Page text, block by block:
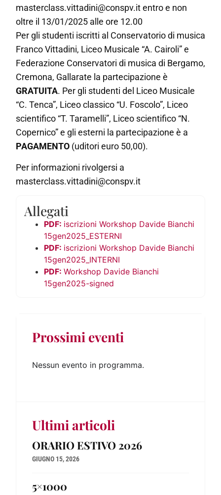
masterclass.vittadini@conspv.it entro e non
oltre il 13/01/2025 alle ore 12.00
Per gli studenti iscritti al Conservatorio di musica
Franco Vittadini, Liceo Musicale “A. Cairoli” e
Federazione Conservatori di musica di Bergamo,
Cremona, Gallarate la partecipazione è
GRATUITA. Per gli studenti del Liceo Musicale
“C. Tenca”, Liceo classico “U. Foscolo”, Liceo
scientifico “T. Taramelli”, Liceo scientifico “N.
Copernico” e gli esterni la partecipazione è a
PAGAMENTO (uditori euro 50,00).
Per informazioni rivolgersi a
masterclass.vittadini@conspv.it
Allegati
iscrizioni Workshop Davide Bianchi
15gen2025_ESTERNI
iscrizioni Workshop Davide Bianchi
15gen2025_INTERNI
Workshop Davide Bianchi
15gen2025-signed
Prossimi eventi
Nessun evento in programma.
Ultimi articoli
ORARIO ESTIVO 2026
GIUGNO 15, 2026
5×1000